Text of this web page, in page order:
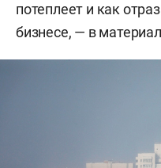
потеплеет и как
бизнесе, — в